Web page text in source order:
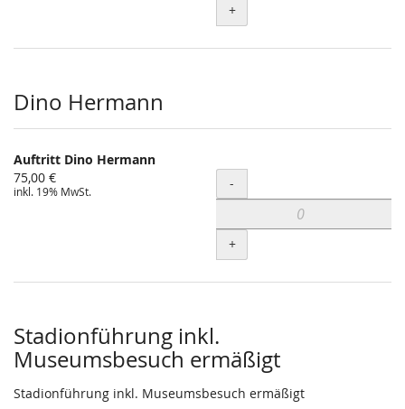
+
Dino Hermann
Auftritt Dino Hermann
75,00 €
inkl. 19% MwSt. Menge
-
+
Stadionführung inkl.
Museumsbesuch ermäßigt
Stadionführung inkl. Museumsbesuch ermäßigt